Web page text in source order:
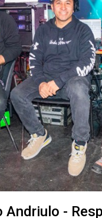
Andriulo -